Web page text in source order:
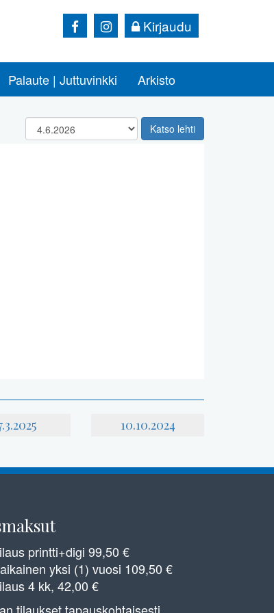
Kirjaudu
Palaute | Juttuvinkki Arkisto
10.10.2024
printti+digi 99,50 €
yksi (1) vuosi 109,50 €
4 kk, 42,00 €
tilaukset tapauskohtaisesti.